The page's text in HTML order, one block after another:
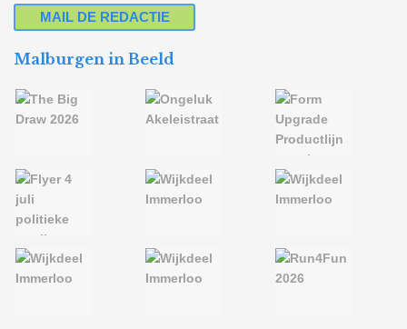
MAIL DE REDACTIE
Malburgen in Beeld